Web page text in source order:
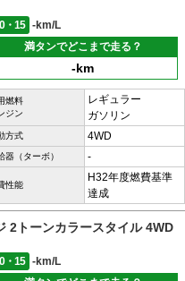
・15
-km/L
満タンでどこまで走る？
-km
燃料
ジン
レギュラー
ガソリン
方式 4WD
器（ターボ） -
性能
H32年度燃費基準
達成
2トーンカラースタイル 4WD
・15
-km/L